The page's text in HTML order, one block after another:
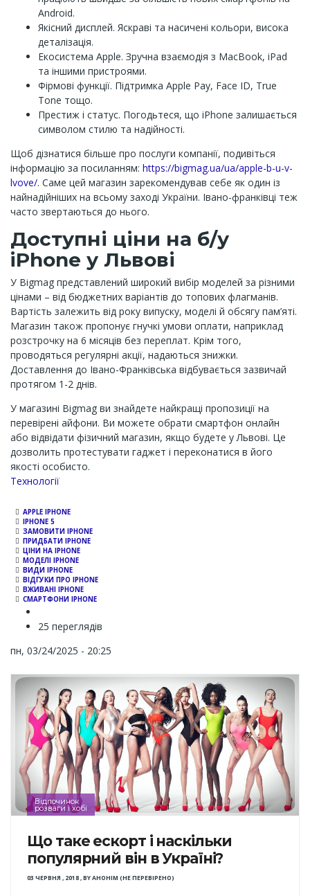
Android.
Якісний дисплей. Яскраві та насичені кольори, висока
деталізація.
Екосистема Apple. Зручна взаємодія з MacBook, iPad
та іншими пристроями.
Фірмові функції. Підтримка Apple Pay, Face ID, True
Tone тощо.
Престиж і статус. Погодьтеся, що iPhone залишається
символом стилю та надійності.
Щоб дізнатися більше про послуги компанії, подивіться
інформацію за посиланням: https://bigmag.ua/ua/apple-b-u-v-
lvove/. Саме цей магазин зарекомендував себе як один із
найнадійніших на всьому заході України. Івано-франківці теж
часто звертаються до нього.
Доступні ціни на б/у
iPhone у Львові
У Bigmag представлений широкий вибір моделей за різними
цінами – від бюджетних варіантів до топових флагманів.
Вартість залежить від року випуску, моделі й обсягу пам’яті.
Магазин також пропонує гнучкі умови оплати, наприклад
розстрочку на 6 місяців без переплат. Крім того,
проводяться регулярні акції, надаються знижки.
Доставлення до Івано-Франківська відбувається зазвичай
протягом 1-2 днів.
У магазині Bigmag ви знайдете найкращі пропозиції на
перевірені айфони. Ви можете обрати смартфон онлайн
або відвідати фізичний магазин, якщо будете у Львові. Це
дозволить протестувати гаджет і переконатися в його
якості особисто.
Channel
Технології
APPLE IPHONE
IPHONE 5
ЗАМОВИТИ IPHONE
ПРИДБАТИ IPHONE
ЦІНИ НА IPHONE
МОДЕЛІ IPHONE
ВИДИ IPHONE
ВІДГУКИ ПРО IPHONE
ВЖИВАНІ IPHONE
СМАРТФОНИ IPHONE
25 переглядів
пн, 03/24/2025 - 20:25
Відпочинок
розваги і хобі
Що таке ескорт і наскільки
популярний він в Україні?
03 ЧЕРВНЯ , 2018,BYАНОНІМ (НЕ ПЕРЕВІРЕНО)